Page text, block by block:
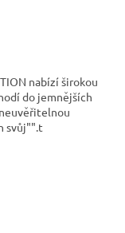
nabízí širokou
do jemnějších
svůj"".t